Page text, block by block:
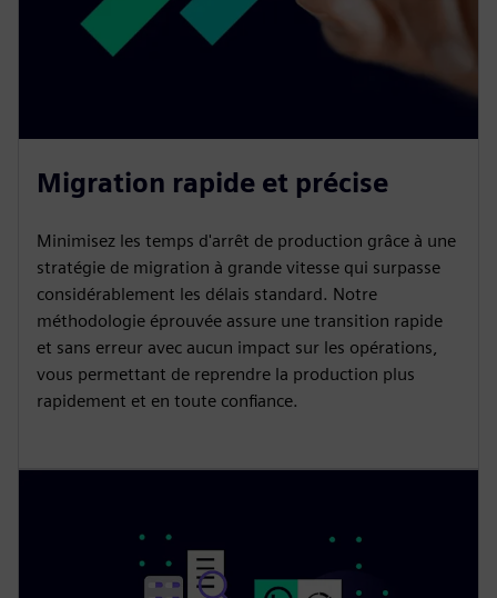
Migration rapide et précise
Minimisez les temps d'arrêt de production grâce à une
stratégie de migration à grande vitesse qui surpasse
considérablement les délais standard. Notre
méthodologie éprouvée assure une transition rapide
et sans erreur avec aucun impact sur les opérations,
vous permettant de reprendre la production plus
rapidement et en toute confiance.